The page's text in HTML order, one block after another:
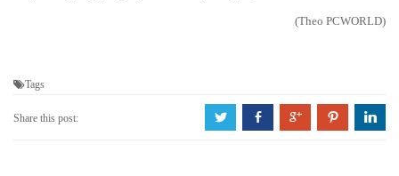
(Theo PCWORLD)
Tags
Share this post: a b c d j